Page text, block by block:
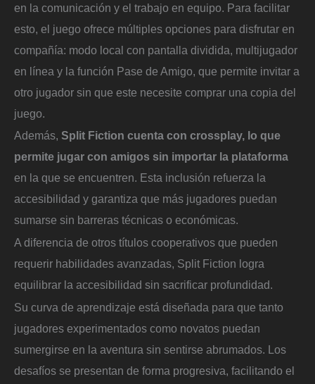
en la comunicación y el trabajo en equipo. Para facilitar
esto, el juego ofrece múltiples opciones para disfrutar en
compañía: modo local con pantalla dividida, multijugador
en línea y la función Pase de Amigo, que permite invitar a
otro jugador sin que este necesite comprar una copia del
juego.
Además, Split Fiction cuenta con crossplay, lo que
permite jugar con amigos sin importar la plataforma
en la que se encuentren. Esta inclusión refuerza la
accesibilidad y garantiza que más jugadores puedan
sumarse sin barreras técnicas o económicas.
A diferencia de otros títulos cooperativos que pueden
requerir habilidades avanzadas, Split Fiction logra
equilibrar la accesibilidad sin sacrificar profundidad.
Su curva de aprendizaje está diseñada para que tanto
jugadores experimentados como novatos puedan
sumergirse en la aventura sin sentirse abrumados. Los
desafíos se presentan de forma progresiva, facilitando el